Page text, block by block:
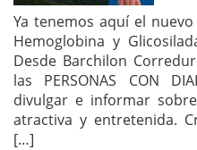
Ya tenemos aquí el
Hemoglobina y
Desde Barchilon
las PERSONAS CON
divulgar e informar
atractiva y entretenida.
[…]